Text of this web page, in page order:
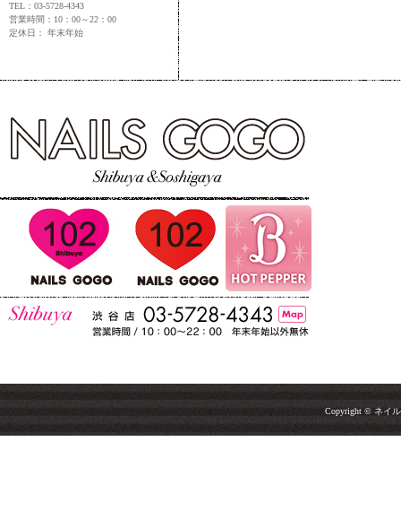
TEL：03-5728-4343
営業時間：10：00～22：00
定休日： 年末年始
Copyright © ネイル